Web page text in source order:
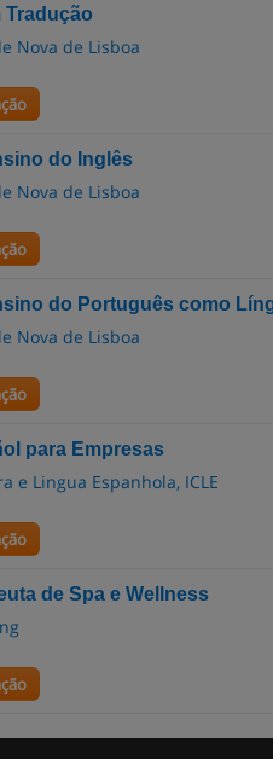
Tradução
Nova de Lisboa
do Inglês
Nova de Lisboa
do Português como
Nova de Lisboa
para Empresas
e Lingua Espanhola, ICLE
de Spa e Wellness